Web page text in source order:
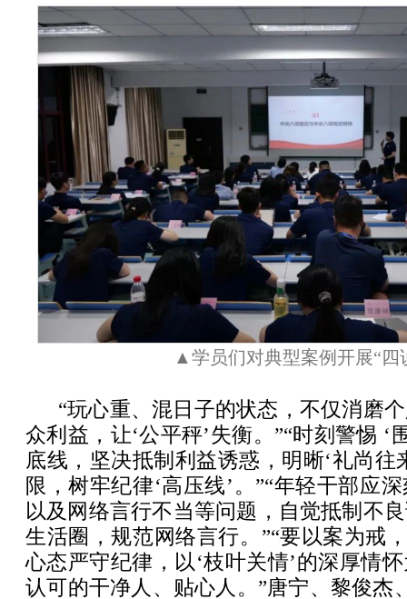
▲学员们对典型案例开展“四
“玩心重、混日子的状态，不仅消磨
众利益，让‘公平秤’失衡。”“时刻警惕 ‘
底线，坚决抵制利益诱惑，明晰‘礼尚往
限，树牢纪律‘高压线’。”“年轻干部应
以及网络言行不当等问题，自觉抵制不
生活圈，规范网络言行。”“要以案为戒
心态严守纪律，以‘枝叶关情’的深厚情
认可的干净人、贴心人。”唐宁、黎俊杰